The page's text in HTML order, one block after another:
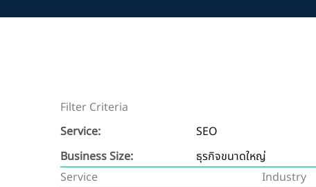
Filter Criteria
Service:
SEO
Business Size:
ธุรกิจขนาดใหญ่
Service
Industry